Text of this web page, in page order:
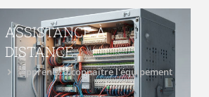
ASSISTANCE À
DISTANCE
Apprenez à connaître l'équipement